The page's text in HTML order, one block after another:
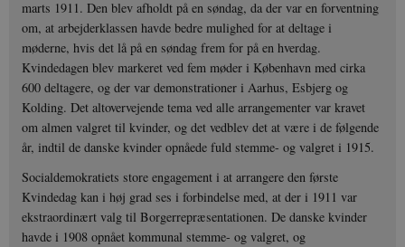
marts 1911. Den blev afholdt på en søndag, da der var en forventning
om, at arbejderklassen havde bedre mulighed for at deltage i
møderne, hvis det lå på en søndag frem for på en hverdag.
Kvindedagen blev markeret ved fem møder i København med cirka
600 deltagere, og der var demonstrationer i Aarhus, Esbjerg og
Kolding. Det altovervejende tema ved alle arrangementer var kravet
om almen valgret til kvinder, og det vedblev det at være i de følgende
år, indtil de danske kvinder opnåede fuld stemme- og valgret i 1915.
Socialdemokratiets store engagement i at arrangere den første
Kvindedag kan i høj grad ses i forbindelse med, at der i 1911 var
ekstraordinært valg til Borgerrepræsentationen. De danske kvinder
havde i 1908 opnået kommunal stemme- og valgret, og